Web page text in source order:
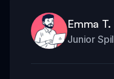
Emma T.
Junior